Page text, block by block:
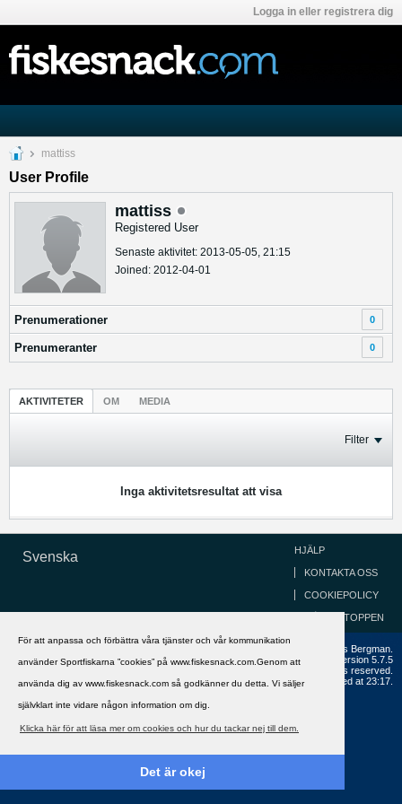
För att anpassa och förbättra våra tjänster och vår kommunikation
använder Sportfiskarna ”cookies” på www.fiskesnack.com.Genom att
använda dig av www.fiskesnack.com så godkänner du detta. Vi säljer
självklart inte vidare någon information om dig.
Klicka här för att läsa mer om cookies och hur du tackar nej till dem.
Det är okej
Logga in eller registrera dig
mattiss
User Profile
mattiss
Registered User
Senaste aktivitet: 2013-05-05, 21:15
Joined: 2012-04-01
Prenumerationer 0
Prenumeranter 0
AKTIVITETER OM MEDIA
Filter
Inga aktivitetsresultat att visa
Svenska HJÄLP
KONTAKTA OSS
COOKIEPOLICY
GÅ TILL TOPPEN
Copyright ©2002 - 2021, FiskeSnack.com. Grundad 2002 av Anders Bergman.
Powered byvBulletin®
Version 5.7.5
Copyright © 2026 MH Sub I, LLC dba vBulletin. All rights reserved.
All times are GMT+1. This page was generated at 23:17.